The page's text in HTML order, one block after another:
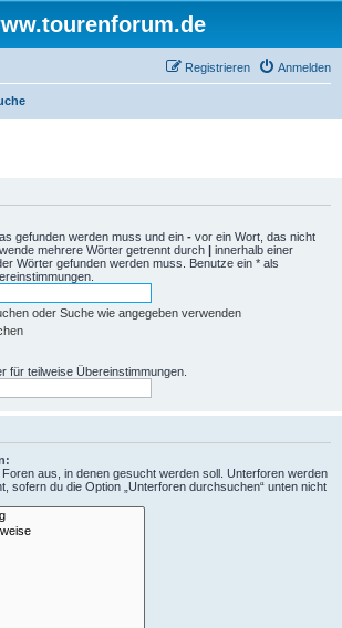
Anmelden
Registrieren
gefunden werden muss und ein - vor ein Wort, das nicht
mehrere Wörter getrennt durch | innerhalb einer
Wörter gefunden werden muss. Benutze ein * als
oder Suche wie angegeben verwenden
für teilweise Übereinstimmungen.
aus, in denen gesucht werden soll. Unterforen werden
sofern du die Option „Unterforen durchsuchen“ unten nicht